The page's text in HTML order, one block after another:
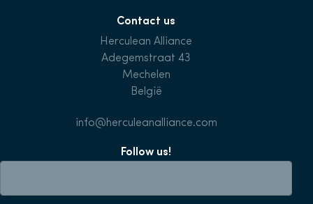
Contact us
Herculean Alliance
Adegemstraat 43
Mechelen
België
info@herculeanalliance.com
Follow us!